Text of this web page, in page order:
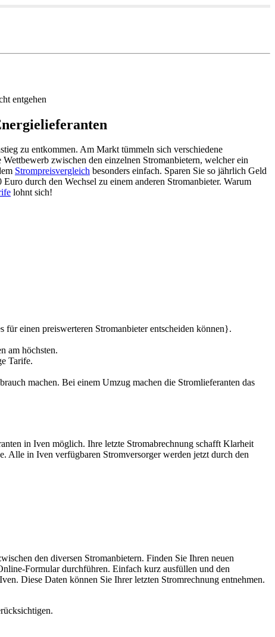
entgehen
zu entkommen. Am Markt tümmeln sich verschiedene
zwischen den einzelnen Stromanbietern, welcher ein
Strompreisvergleich besonders einfach. Sparen Sie so jährlich Geld
durch den Wechsel zu einem anderen Stromanbieter. Warum
lohnt sich!
einen preiswerteren Stromanbieter entscheiden können}.
am höchsten.
Tarife.
machen. Bei einem Umzug machen die Stromlieferanten das
in Iven möglich. Ihre letzte Stromabrechnung schafft Klarheit
Alle in Iven verfügbaren Stromversorger werden jetzt durch den
den diversen Stromanbietern. Finden Sie Ihren neuen
Formular durchführen. Einfach kurz ausfüllen und den
Diese Daten können Sie Ihrer letzten Stromrechnung entnehmen.